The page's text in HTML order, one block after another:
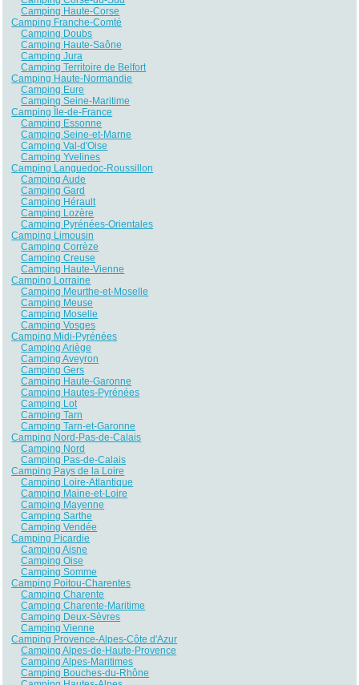
Camping Haute-Corse
Camping Franche-Comté
Camping Doubs
Camping Haute-Saône
Camping Jura
Camping Territoire de Belfort
Camping Haute-Normandie
Camping Eure
Camping Seine-Maritime
Camping Île-de-France
Camping Essonne
Camping Seine-et-Marne
Camping Val-d'Oise
Camping Yvelines
Camping Languedoc-Roussillon
Camping Aude
Camping Gard
Camping Hérault
Camping Lozère
Camping Pyrénées-Orientales
Camping Limousin
Camping Corrèze
Camping Creuse
Camping Haute-Vienne
Camping Lorraine
Camping Meurthe-et-Moselle
Camping Meuse
Camping Moselle
Camping Vosges
Camping Midi-Pyrénées
Camping Ariège
Camping Aveyron
Camping Gers
Camping Haute-Garonne
Camping Hautes-Pyrénées
Camping Lot
Camping Tarn
Camping Tarn-et-Garonne
Camping Nord-Pas-de-Calais
Camping Nord
Camping Pas-de-Calais
Camping Pays de la Loire
Camping Loire-Atlantique
Camping Maine-et-Loire
Camping Mayenne
Camping Sarthe
Camping Vendée
Camping Picardie
Camping Aisne
Camping Oise
Camping Somme
Camping Poitou-Charentes
Camping Charente
Camping Charente-Maritime
Camping Deux-Sèvres
Camping Vienne
Camping Provence-Alpes-Côte d'Azur
Camping Alpes-de-Haute-Provence
Camping Alpes-Maritimes
Camping Bouches-du-Rhône